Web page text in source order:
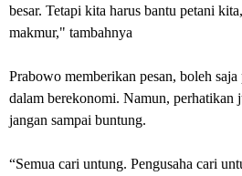
besar. Tetapi kita harus bantu petani
makmur," tambahnya
Prabowo memberikan pesan, boleh
dalam berekonomi. Namun, perhatikan
jangan sampai buntung.
“Semua cari untung. Pengusaha cari